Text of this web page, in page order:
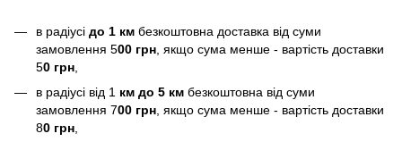
в радіусі до 1 км безкоштовна доставка від суми
замовлення 500 грн , якщо сума менше - вартість доставки
50 грн
в радіусі від 1 км до 5 км безкоштовна від суми
замовлення 700 грн , якщо сума менше - вартість доставки
80 грн